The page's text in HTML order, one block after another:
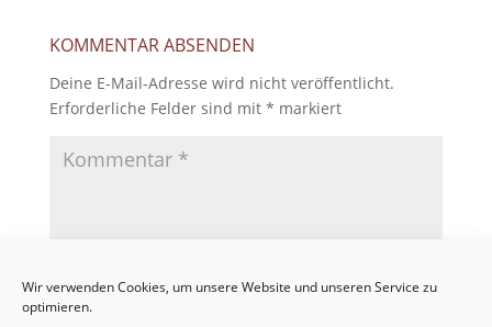
Wir verwenden Cookies, um unsere Website und unseren Service zu
optimieren.
KOMMENTAR ABSENDEN
Deine E-Mail-Adresse wird nicht veröffentlicht.
Erforderliche Felder sind mit * markiert